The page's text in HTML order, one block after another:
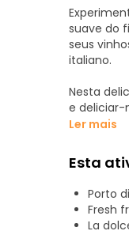
suave do
seus
italiano.
Nesta
e deliciar-
frutas
Sinta a
beleza
Ler mais
Esta
Porto
Fresh
La